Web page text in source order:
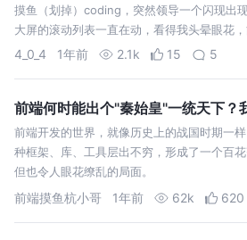
摸鱼（划掉）coding，突然领导一个闪现出
大屏的滚动列表一直在动，看得我头晕眼花
4_0_4 1年前 2.1k 15 5
前端何时能出个"秦始皇"一统天下？
前端开发的世界，就像历史上的战国时期一
种框架、库、工具层出不穷，形成了一个百
但也令人眼花缭乱的局面。
前端摸鱼杭小哥 1年前 62k 620